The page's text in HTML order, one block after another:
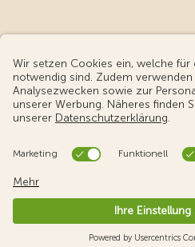
© Touring Club
Benutzungsbedingungen -
Cookie-